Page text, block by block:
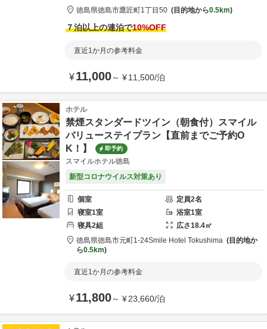
徳島県徳島市鷹匠町1丁目50 目的地から0.5km
７泊以上の連泊で10%OFF
直近1か月の参考料金
¥11,000～ ¥11,500/泊
ホテル
禁煙スタンダードツイン（朝食付）スマイル
バリューステイプラン【直前までご予約O
K！】
即予約
スマイルホテル徳島
新型コロナウイルス対策あり
個室 定員2名
寝室1室 浴室1室
寝具2組 広さ18.4㎡
徳島県徳島市元町1-24Smile Hotel Tokushima
目的地か
ら0.5km
直近1か月の参考料金
¥11,800～ ¥23,660/泊